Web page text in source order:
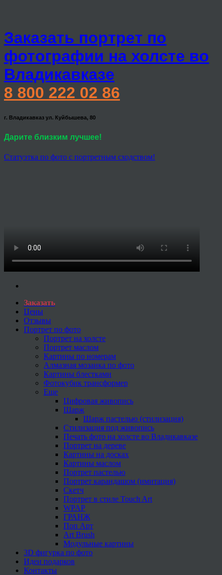
Заказать портрет по
фотографии на холсте во
Владикавказе
8 800 222 02 86
г. Владикавказ ул. Куйбышева, 80
Дарите близким лучшее!
Статуэтка по фото с портретным сходством!
Заказать
Цены
Отзывы
Портрет по фото
Портрет на холсте
Портрет маслом
Картины по номерам
Алмазная мозаика по фото
Картины блестками
Фотокубик трансформер
Еще
Цифровая живопись
Шарж
Шарж пастелью (стилизация)
Стилизация под живопись
Печать фото на холсте во Владикавказе
Портрет на дереве
Картины на досках
Картины маслом
Портрет пастелью
Портрет карандашом (имитация)
Скетч
Портрет в стиле Touch Art
WPAP
ГРАНЖ
Поп Арт
Art Brush
Модульные картины
3D фигурка по фото
Идеи подарков
Контакты